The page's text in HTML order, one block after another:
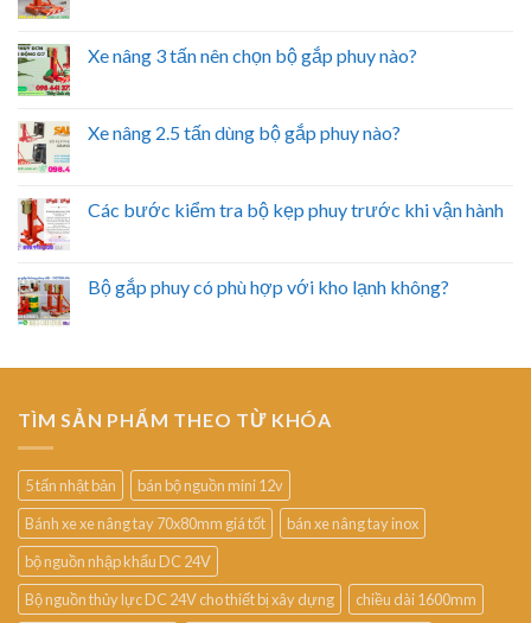
Xe nâng 3 tấn nên chọn bộ gắp phuy nào?
Xe nâng 2.5 tấn dùng bộ gắp phuy nào?
Các bước kiểm tra bộ kẹp phuy trước khi vận hành
Bộ gắp phuy có phù hợp với kho lạnh không?
TÌM SẢN PHẨM THEO TỪ KHÓA
5 tấn nhật bản
bán bộ nguồn mini 12v
Bánh xe xe nâng tay 70x80mm giá tốt
bán xe nâng tay inox
bộ nguồn nhập khẩu DC 24V
Bộ nguồn thủy lực DC 24V cho thiết bị xây dựng
chiều dài 1600mm